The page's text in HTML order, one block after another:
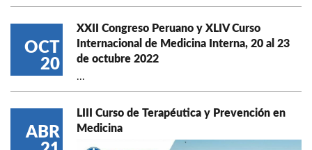
OCT
20
XXII Congreso Peruano y XLIV Curso
Internacional de Medicina Interna, 20 al 23
de octubre 2022
...
ABR
LIII Curso de Terapéutica y Prevención en
Medicina